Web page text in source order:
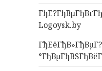
Logoysk.by